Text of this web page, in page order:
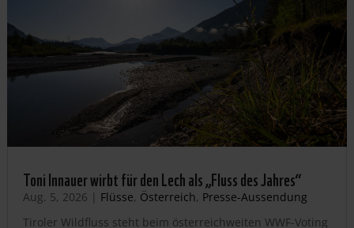
Toni Innauer wirbt für den Lech als „Fluss des Jahres“
Aug. 5, 2026 | Flüsse, Österreich, Presse-Aussendung
Tiroler Wildfluss steht beim österreichweiten WWF-Voting